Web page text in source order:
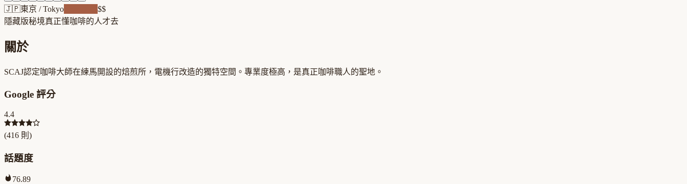
🇯🇵東京 /Tokyo
$$
隱藏版秘境真正懂咖啡的人才去
關於
SCAJ認定咖啡大師在練馬開設的焙煎所，電機行改造的獨特空間。專業度極高，是真正咖啡職人的聖地。
Google 評分
4.4
(416 則)
話題度
76.89